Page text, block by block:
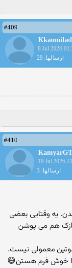
#409
8 Jul 2026
ارسالها: 29
#410
19 Jul 2026
ارسالها: 3
نمی بندن. یه وقتایی بعضی
هم می پوشن
معمولی نیست.
خوش فرم هستن😅